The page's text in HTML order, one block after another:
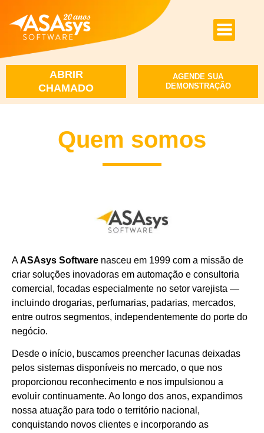
ABRIR
CHAMADO
AGENDE SUA
DEMONSTRAÇÃO
Quem somos
AASAsys Software nasceu em 1999 com a missão de
criar soluções inovadoras em automação e consultoria
comercial, focadas especialmente no setor varejista —
incluindo drogarias, perfumarias, padarias, mercados,
entre outros segmentos, independentemente do porte do
negócio.
Desde o início, buscamos preencher lacunas deixadas
pelos sistemas disponíveis no mercado, o que nos
proporcionou reconhecimento e nos impulsionou a
evoluir continuamente. Ao longo dos anos, expandimos
nossa atuação para todo o território nacional,
conquistando novos clientes e incorporando as